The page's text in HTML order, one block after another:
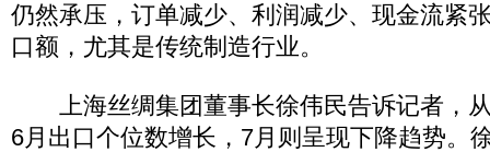
仍然承压，订单减少、利润减少、现金流紧
口额，尤其是传统制造行业。
上海丝绸集团董事长徐伟民告诉记者，
6月出口个位数增长，7月则呈现下降趋势。